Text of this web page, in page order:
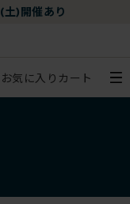
(土)開催あり
お気に入り カート